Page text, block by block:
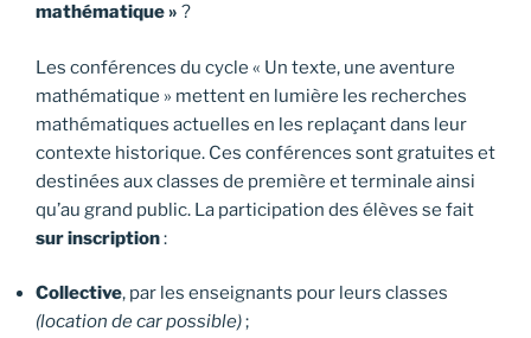
mathématique » ?
Les conférences du cycle « Un texte, une aventure
mathématique » mettent en lumière les recherches
mathématiques actuelles en les replaçant dans leur
contexte historique. Ces conférences sont gratuites et
destinées aux classes de première et terminale ainsi
qu’au grand public. La participation des élèves se fait
sur inscription:
Collective, par les enseignants pour leurs classes
(location de car possible);